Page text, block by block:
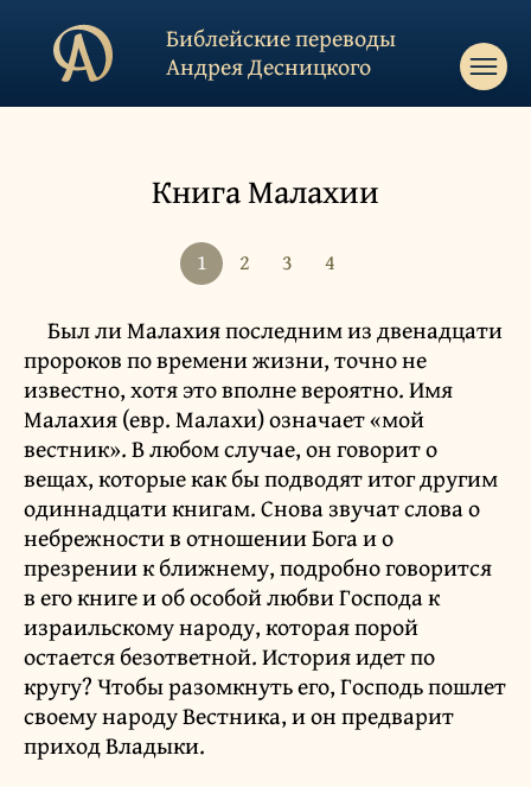
Библейские переводы
Андрея Десницкого
Книга Малахии
1 2 3 4
Был ли Малахия последним из двенадцати
пророков по времени жизни, точно не
известно, хотя это вполне вероятно. Имя
Малахия (евр. Малахи) означает «мой
вестник». В любом случае, он говорит о
вещах, которые как бы подводят итог другим
одиннадцати книгам. Снова звучат слова о
небрежности в отношении Бога и о
презрении к ближнему, подробно говорится
в его книге и об особой любви Господа к
израильскому народу, которая порой
остается безответной. История идет по
кругу? Чтобы разомкнуть его, Господь пошлет
своему народу Вестника, и он предварит
приход Владыки.